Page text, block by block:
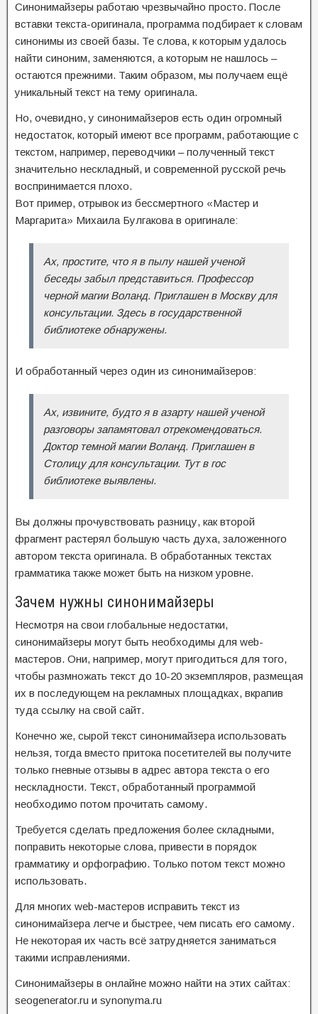
Синонимайзеры работаю чрезвычайно просто. После
вставки текста-оригинала, программа подбирает к словам
синонимы из своей базы. Те слова, к которым удалось
найти синоним, заменяются, а которым не нашлось –
остаются прежними. Таким образом, мы получаем ещё
уникальный текст на тему оригинала.
Но, очевидно, у синонимайзеров есть один огромный
недостаток, который имеют все программ, работающие с
текстом, например, переводчики – полученный текст
значительно нескладный, и современной русской речь
воспринимается плохо.
Вот пример, отрывок из бессмертного «Мастер и
Маргарита» Михаила Булгакова в оригинале:
Ах, простите, что я в пылу нашей ученой
беседы забыл представиться. Профессор
черной магии Воланд. Приглашен в Москву для
консультации. Здесь в государственной
библиотеке обнаружены.
И обработанный через один из синонимайзеров:
Ах, извините, будто я в азарту нашей ученой
разговоры запамятовал отрекомендоваться.
Доктор темной магии Воланд. Приглашен в
Столицу для консультации. Тут в гос
библиотеке выявлены.
Вы должны прочувствовать разницу, как второй
фрагмент растерял большую часть духа, заложенного
автором текста оригинала. В обработанных текстах
грамматика также может быть на низком уровне.
Зачем нужны синонимайзеры
Несмотря на свои глобальные недостатки,
синонимайзеры могут быть необходимы для web-
мастеров. Они, например, могут пригодиться для того,
чтобы размножать текст до 10-20 экземпляров, размещая
их в последующем на рекламных площадках, вкрапив
туда ссылку на свой сайт.
Конечно же, сырой текст синонимайзера использовать
нельзя, тогда вместо притока посетителей вы получите
только гневные отзывы в адрес автора текста о его
нескладности. Текст, обработанный программой
необходимо потом прочитать самому.
Требуется сделать предложения более складными,
поправить некоторые слова, привести в порядок
грамматику и орфографию. Только потом текст можно
использовать.
Для многих web-мастеров исправить текст из
синонимайзера легче и быстрее, чем писать его самому.
Не некоторая их часть всё затрудняется заниматься
такими исправлениями.
Синонимайзеры в онлайне можно найти на этих сайтах:
seogenerator.ru и synonyma.ru